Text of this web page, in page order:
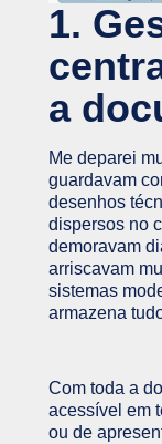
1.
a
Me deparei
guardavam
desenhos
dispersos no
demoravam
arriscavam
sistemas
armazena
Com toda a
acessível em
ou de